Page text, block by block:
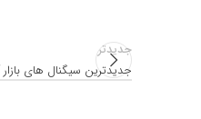
جدیدتر
جدیدترین سیگنال های